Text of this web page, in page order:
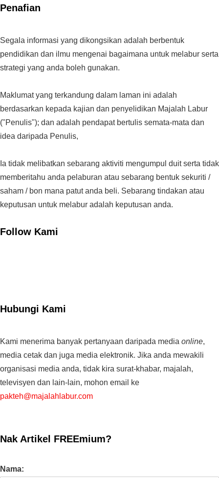
Penafian
Segala informasi yang dikongsikan adalah berbentuk
pendidikan dan ilmu mengenai bagaimana untuk melabur serta
strategi yang anda boleh gunakan.
Maklumat yang terkandung dalam laman ini adalah
berdasarkan kepada kajian dan penyelidikan Majalah Labur
("Penulis"); dan adalah pendapat bertulis semata-mata dan
idea daripada Penulis,
Ia tidak melibatkan sebarang aktiviti mengumpul duit serta tidak
memberitahu anda pelaburan atau sebarang bentuk sekuriti /
saham / bon mana patut anda beli. Sebarang tindakan atau
keputusan untuk melabur adalah keputusan anda.
Follow Kami
Hubungi Kami
Kami menerima banyak pertanyaan daripada media online,
media cetak dan juga media elektronik. Jika anda mewakili
organisasi media anda, tidak kira surat-khabar, majalah,
televisyen dan lain-lain, mohon email ke
pakteh@majalahlabur.com
Nak Artikel FREEmium?
Nama: